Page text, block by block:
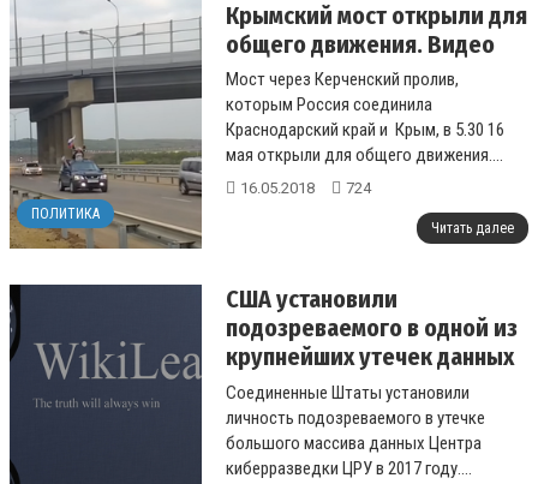
ПОЛИТИКА
Крымский мост открыли для
общего движения. Видео
Мост через Керченский пролив,
которым Россия соединила
Краснодарский край и Крым, в 5.30 16
мая открыли для общего движения....
16.05.2018 724
Читать далее
США установили
подозреваемого в одной из
крупнейших утечек данных
в истории ЦРУ
Соединенные Штаты установили
личность подозреваемого в утечке
большого массива данных Центра
киберразведки ЦРУ в 2017 году....